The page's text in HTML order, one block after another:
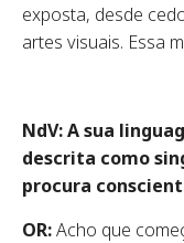
exposta, desde
artes visuais. Essa
NdV: A sua
descrita como
procura
OR:Acho que